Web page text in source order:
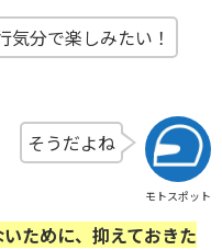
分で楽しみたい！
モトスポット
そうだよね
ために、抑えておきた